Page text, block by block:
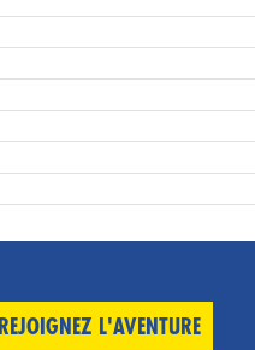
REJOIGNEZ L'AVENTURE